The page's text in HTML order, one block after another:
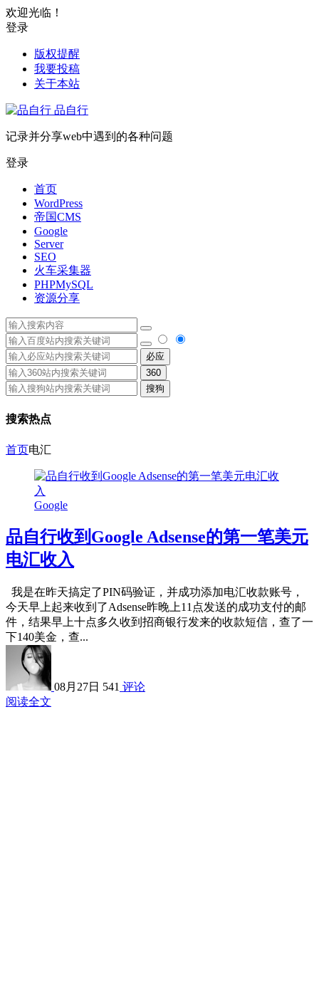
欢迎光临！
登录
版权提醒
我要投稿
关于本站
品自行
记录并分享web中遇到的各种问题
登录
首页
WordPress
帝国CMS
Google
Server
SEO
火车采集器
PHPMySQL
资源分享
必应
360
搜狗
搜索热点
首页电汇
Google
品自行收到Google Adsense的第一笔美元
电汇收入
我是在昨天搞定了PIN码验证，并成功添加电汇收款账号，
今天早上起来收到了Adsense昨晚上11点发送的成功支付的邮
件，结果早上十点多久收到招商银行发来的收款短信，查了一
下140美金，查...
08月27日 541 评论
阅读全文